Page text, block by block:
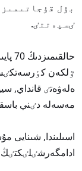
بۇل
ٸسپەتتٸ.
ٷلكەن
ەلەۋەتٸ قانداي,
مەسەلە دٸني
اسىلىندا, شىنايى